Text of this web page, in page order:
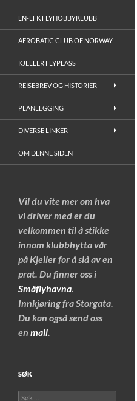
LN-LFK FLYHOBBYKLUBB
AEROBATIC CLUB OF NORWAY
KJELLER FLYPLASS
REISEBREV OG HISTORIER
PLANLEGGING
DIVERSE LINKER
OM DENNE SIDEN
Vil du vite mer om hva
vi driver med er du
velkommen til å stikke
innom klubbhytta vår
på Kjeller for å slå av en
prat. Du finner oss i
Småflyhavna.
Innkjøring fra Storgata.
Du kan også send oss
en mail.
SØK
Søk